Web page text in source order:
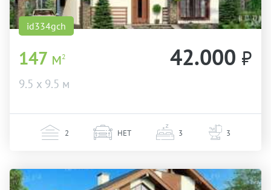
id334gch
147 м2
9.5 х 9.5 м
42.000 ₽
2 НЕТ 3 3